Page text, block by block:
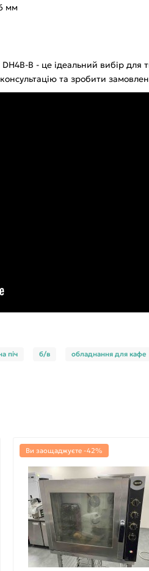
мм
B - це ідеальний вибір
та зробити
піч б/в обладнання для кафе
Ви заощаджуєте -42%